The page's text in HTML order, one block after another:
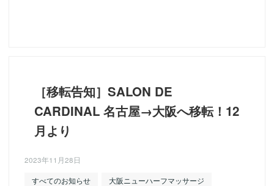
［移転告知］SALON DE
CARDINAL 名古屋→大阪へ移転！12
月より
2023年11月28日
すべてのお知らせ
大阪ニューハーフマッサージ